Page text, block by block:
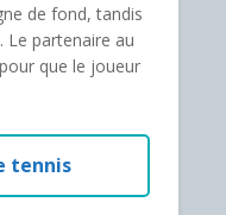
de fond, tandis
Le partenaire au
que le joueur
tennis